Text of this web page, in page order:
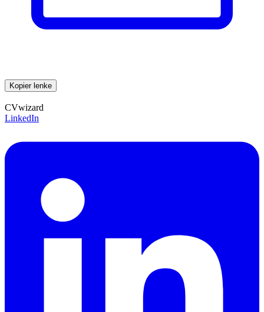
Kopier lenke
CVwizard
LinkedIn